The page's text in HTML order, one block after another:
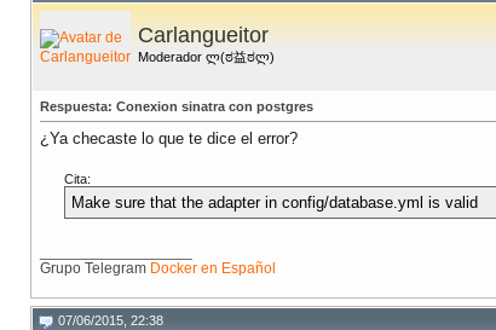
Carlangueitor
Moderador ლ(ಠ益ಠლ)
Respuesta: Conexion sinatra con postgres
¿Ya checaste lo que te dice el error?
Cita:
Make sure that the adapter in config/database.yml is valid
Grupo Telegram Docker en Español
07/06/2015, 22:38